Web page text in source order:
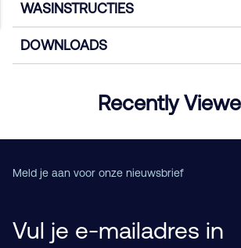
WASINSTRUCTIES
DOWNLOADS
Recently
Meld je aan voor onze nieuwsbrief